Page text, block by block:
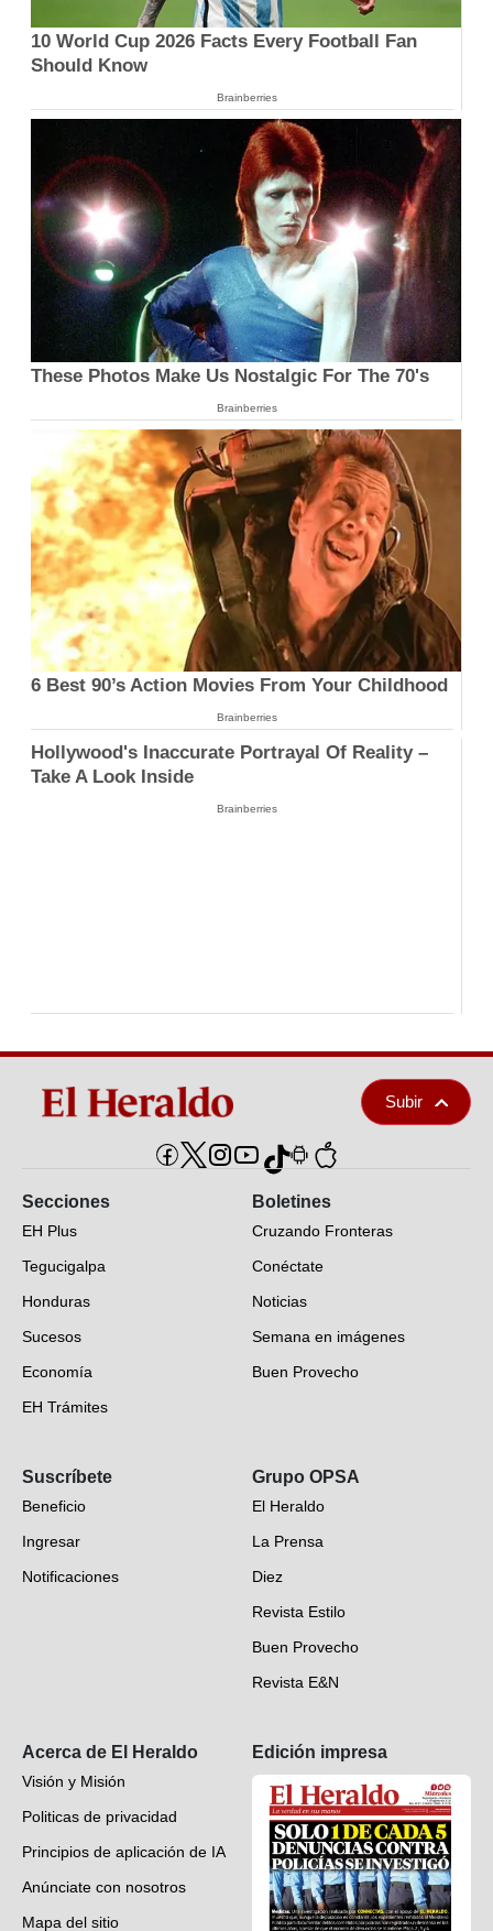
10 World Cup 2026 Facts Every Football Fan
Should Know
Brainberries
These Photos Make Us Nostalgic For The 70's
Brainberries
6 Best 90’s Action Movies From Your Childhood
Brainberries
Hollywood's Inaccurate Portrayal Of Reality –
Take A Look Inside
Brainberries
Subir
Secciones
EH Plus
Tegucigalpa
Honduras
Sucesos
Economía
EH Trámites
EH Verifica
Fotogalerías
Deportes
Videos
Boletines
Cruzando Fronteras
Conéctate
Noticias
Semana en imágenes
Buen Provecho
Suscríbete
Beneficio
Ingresar
Notificaciones
Grupo OPSA
El Heraldo
La Prensa
Diez
Revista Estilo
Buen Provecho
Revista E&N
Acerca de El Heraldo
Visión y Misión
Politicas de privacidad
Principios de aplicación de IA
Anúnciate con nosotros
Mapa del sitio
Edición impresa